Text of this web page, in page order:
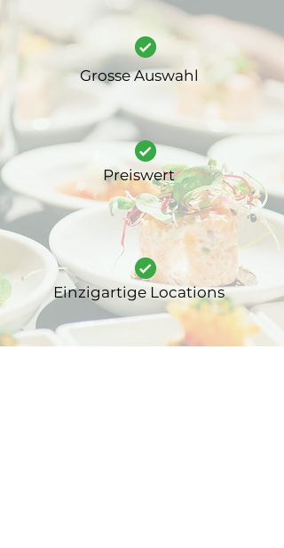
Grosse Auswahl
Preiswert
Einzigartige Locations